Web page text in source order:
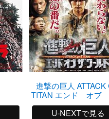
進撃の巨人 ATTACK
TITAN エンド オ
ワールド
U-NEXTで見る